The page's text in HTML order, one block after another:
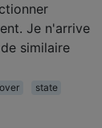
Je n'arrive
similaire
state